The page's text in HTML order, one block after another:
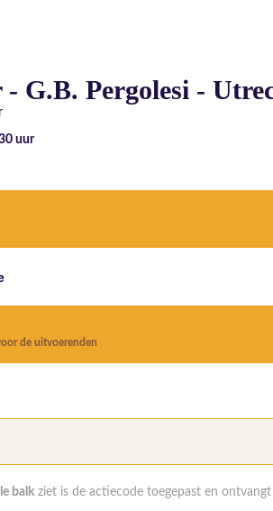
G.B. Pergolesi -
uur
de uitvoerenden
balk ziet is de actiecode toegepast en